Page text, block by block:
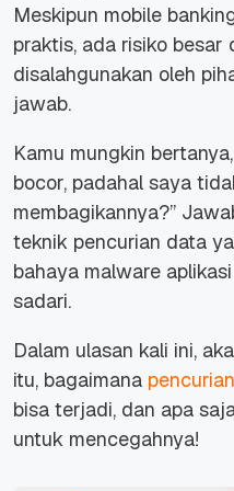
Meskipun mobile
praktis, ada risiko besar
disalahgunakan oleh
jawab.
Kamu mungkin bertanya,
bocor, padahal saya
membagikannya?”
teknik pencurian data
bahaya malware
sadari.
Dalam ulasan kali ini,
itu, bagaimana
bisa terjadi, dan apa
untuk mencegahnya!